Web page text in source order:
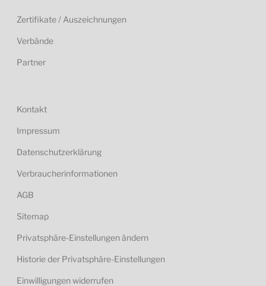
Zertifikate / Auszeichnungen
Verbände
Partner
Kontakt
Impressum
Datenschutzerklärung
Verbraucherinformationen
AGB
Sitemap
Privatsphäre-Einstellungen ändern
Historie der Privatsphäre-Einstellungen
Einwilligungen widerrufen